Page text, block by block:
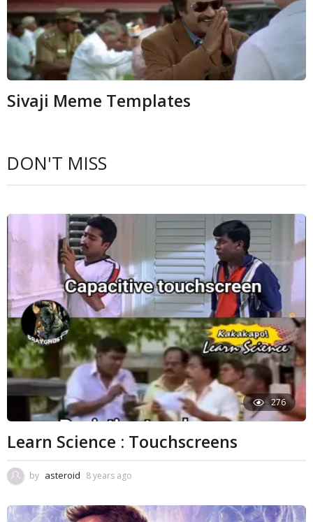
Sivaji Meme Templates
DON'T MISS
276
Learn Science : Touchscreens
by asteroid 8 years ago